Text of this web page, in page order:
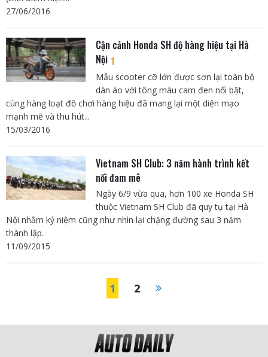
27/06/2016
Cận cảnh Honda SH độ hàng hiệu tại Hà
Nội 1
Mẫu scooter cỡ lớn được sơn lại toàn bộ
dàn áo với tông màu cam đen nổi bật,
cùng hàng loạt đồ chơi hàng hiệu đã mang lại một diện mạo
mạnh mẽ và thu hút...
15/03/2016
Vietnam SH Club: 3 năm hành trình kết
nối đam mê
Ngày 6/9 vừa qua, hơn 100 xe Honda SH
thuộc Vietnam SH Club đã quy tụ tại Hà
Nội nhằm kỷ niệm cũng như nhìn lại chặng đường sau 3 năm
thành lập.
11/09/2015
1 2